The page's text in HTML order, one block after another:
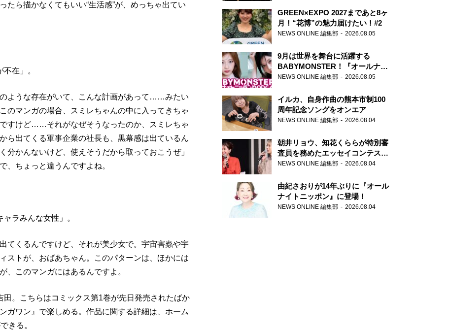
たら描かなくてもいい“生活感”が、めっちゃ出てい
在」。
ような存在がいて、こんな計画があって……みたい
のマンガの場合、スミレちゃんの中に入ってきちゃ
すけど……それがなぜそうなったのか、スミレちゃ
ら出てくる軍事企業の社長も、黒幕感は出ているん
分かんないけど、使えそうだから取っておこうぜ」
、ちょっと違うんですよね。
ラみんな女性」。
てくるんですけど、それが美少女で。宇宙害蟲や宇
ストが、おばあちゃん。このパターンは、ほかには
、このマンガにはあるんですよ。
田。こちらはコミックス第1巻が先日発売されたばか
ガワン』で楽しめる。作品に関する詳細は、ホーム
きる。
GREEN×EXPO 2027まであと8ヶ
月！“花博”の魅力届けたい！#2
NEWS ONLINE 編集部 2026.08.05
9月は世界を舞台に活躍する
BABYMONSTER！『オールナイ
トニッポンPODCAST』月替わり
NEWS ONLINE 編集部 2026.08.05
イルカ、自身作曲の熊本市制100
周年記念ソングをオンエア
NEWS ONLINE 編集部 2026.08.04
朝井リョウ、知花くららが特別審
査員を務めたエッセイコンテスト
の特別番組「#いまあなたに伝え
NEWS ONLINE 編集部 2026.08.04
由紀さおりが14年ぶりに『オール
ナイトニッポン』に登場！
NEWS ONLINE 編集部 2026.08.04